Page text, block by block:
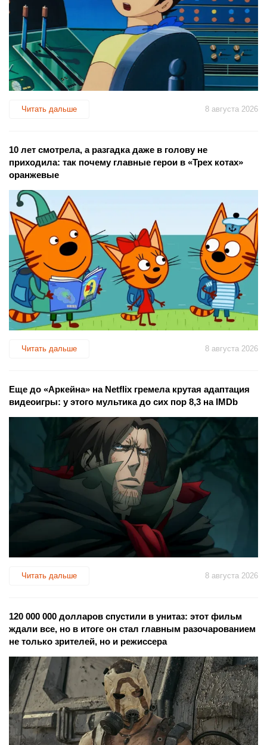
Читать дальше 8 августа 2026
10 лет смотрела, а разгадка даже в голову не
приходила: так почему главные герои в «Трех котах»
оранжевые
Читать дальше 8 августа 2026
Еще до «Аркейна» на Netflix гремела крутая адаптация
видеоигры: у этого мультика до сих пор 8,3 на IMDb
Читать дальше 8 августа 2026
120 000 000 долларов спустили в унитаз: этот фильм
ждали все, но в итоге он стал главным разочарованием
не только зрителей, но и режиссера